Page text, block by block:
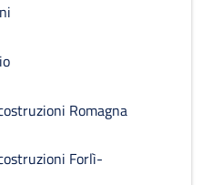
Romagna
Forlì-